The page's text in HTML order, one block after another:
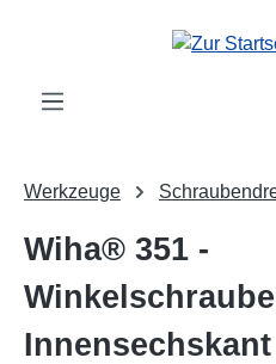
Zum Hauptinhalt springen
Werkzeuge
Wiha® 351 -